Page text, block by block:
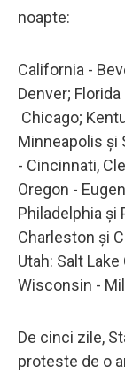
noapte:
California -
Denver;
Chicago;
Minneapolis și
- Cincinnati,
Oregon -
Philadelphia și
Charleston și
Utah: Salt
Wisconsin -
De cinci zile,
proteste de o